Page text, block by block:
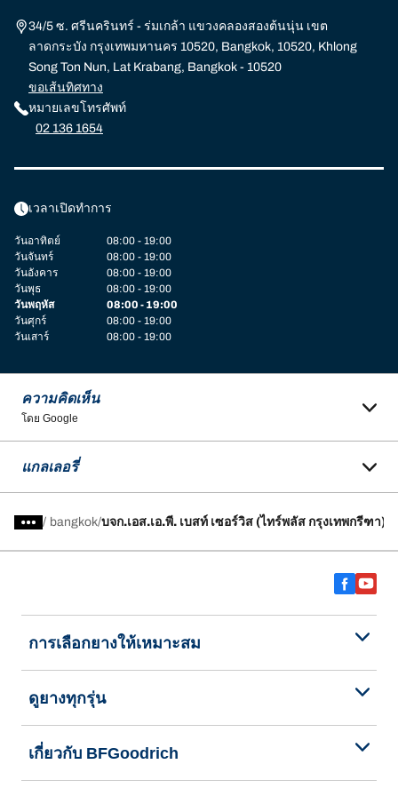
34/5 ซ. ศรีนครินทร์ - ร่มเกล้า แขวงคลองสองต้นนุ่น เขต
ลาดกระบัง กรุงเทพมหานคร 10520, Bangkok, 10520, Khlong
Song Ton Nun, Lat Krabang, Bangkok - 10520
ขอเส้นทิศทาง
หมายเลขโทรศัพท์
02 136 1654
เวลาเปิดทำการ
วันอาทิตย์
08:00 - 19:00
วันจันทร์
08:00 - 19:00
วันอังคาร
08:00 - 19:00
วันพุธ
08:00 - 19:00
วันพฤหัส
08:00 - 19:00
วันศุกร์
08:00 - 19:00
วันเสาร์
08:00 - 19:00
ความคิดเห็น
โดย Google
แกลเลอรี่
/ bangkok บจก.เอส.เอ.พี. เบสท์ เซอร์วิส (ไทร์พลัส กรุงเทพกรีฑา)
การเลือกยางให้เหมาะสม
ดูยางทุกรุ่น
เกี่ยวกับ BFGoodrich